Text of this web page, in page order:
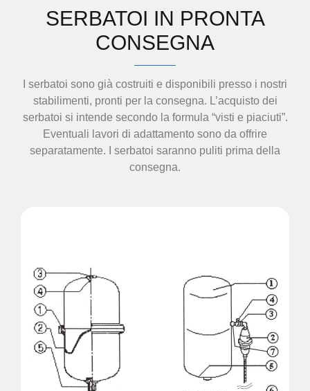
SERBATOI IN PRONTA
CONSEGNA
I serbatoi sono già costruiti e disponibili presso i nostri
stabilimenti, pronti per la consegna. L’acquisto dei
serbatoi si intende secondo la formula “visti e piaciuti”.
Eventuali lavori di adattamento sono da offrire
separatamente. I serbatoi saranno puliti prima della
consegna.